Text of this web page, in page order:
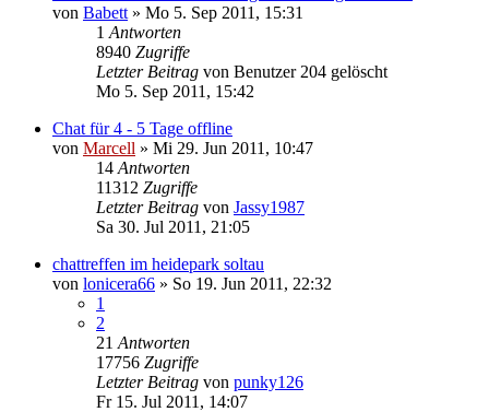
von Babett » Mo 5. Sep 2011, 15:31
1 Antworten
8940 Zugriffe
Letzter Beitrag von Benutzer 204 gelöscht
Mo 5. Sep 2011, 15:42
Chat für 4 - 5 Tage offline
von Marcell » Mi 29. Jun 2011, 10:47
14 Antworten
11312 Zugriffe
Letzter Beitrag von Jassy1987
Sa 30. Jul 2011, 21:05
chattreffen im heidepark soltau
von lonicera66 » So 19. Jun 2011, 22:32
1
2
21 Antworten
17756 Zugriffe
Letzter Beitrag von punky126
Fr 15. Jul 2011, 14:07